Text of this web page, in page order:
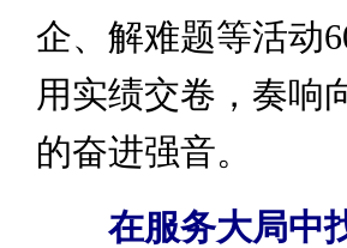
企、解难题等活动
用实绩交卷，奏响
的奋进强音。
在服务大局中